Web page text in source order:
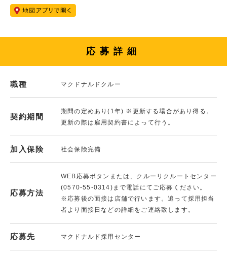
応募詳細
職種 マクドナルドクルー
契約期間
期間の定めあり(1年) ※更新する場合があり得る。
更新の際は雇用契約書によって行う。
加入保険 社会保険完備
応募方法
WEB応募ボタンまたは、クルーリクルートセンター
(0570-55-0314)まで電話にてご応募ください。
※応募後の面接は店舗で行います。追って採用担当
者より面接日などの詳細をご連絡致します。
応募先 マクドナルド採用センター